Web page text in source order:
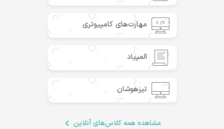
مهارت‌های کامپیوتری
المپیاد
تیزهوشان
مشاهده همه‌ کلاس‌های آنلاین